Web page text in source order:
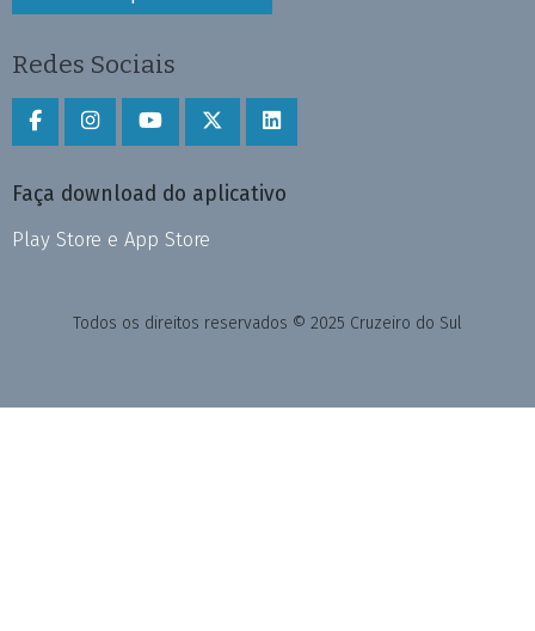
Redes Sociais
Faça download do aplicativo
Play Store e App Store
Todos os direitos reservados © 2025 Cruzeiro do Sul